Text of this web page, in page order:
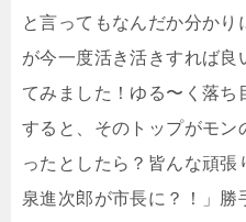
と言ってもなんだか分か
が今一度活き活きすれば良
てみました！ゆる〜く落ち
すると、そのトップがモン
ったとしたら？皆んな頑
泉進次郎が市長に？！」勝